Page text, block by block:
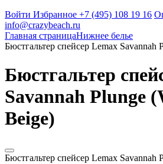
Войти Избранное +7 (495) 108 19 16
info@crazybeach.ru
Главная страницаНижнее белье
Бюстгальтер спейсер Lemax Savannah
Бюстгальтер
Savannah Plunge
Beige)
Бюстгальтер спейсер Lemax Savannah